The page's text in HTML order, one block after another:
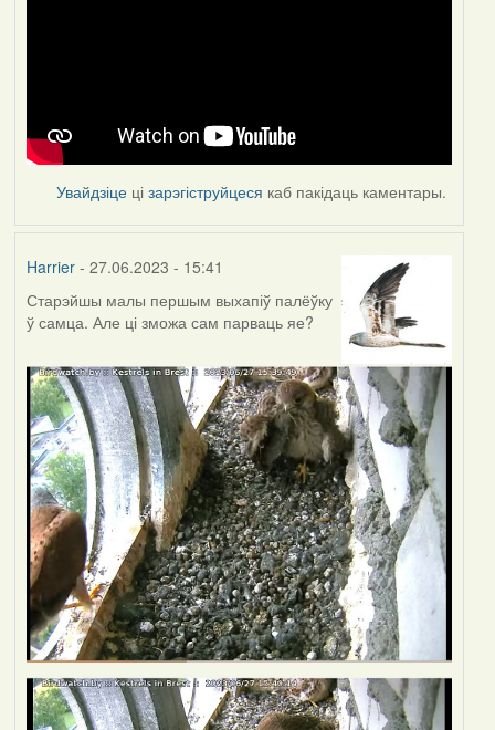
Увайдзіце цізарэгіструйцеся каб пакідаць каментары.
Harrier- 27.06.2023 - 15:41
Старэйшы малы першым выхапіў палёўку
ў самца. Але ці зможа сам парваць яе?